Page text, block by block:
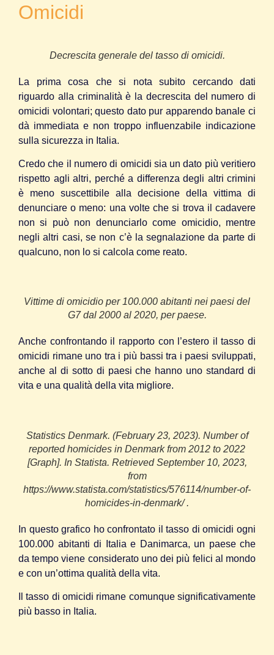
Omicidi
Decrescita generale del tasso di omicidi.
La prima cosa che si nota subito cercando dati
riguardo alla criminalità è la decrescita del numero di
omicidi volontari; questo dato pur apparendo banale ci
dà immediata e non troppo influenzabile indicazione
sulla sicurezza in Italia.
Credo che il numero di omicidi sia un dato più veritiero
rispetto agli altri, perché a differenza degli altri crimini
è meno suscettibile alla decisione della vittima di
denunciare o meno: una volte che si trova il cadavere
non si può non denunciarlo come omicidio, mentre
negli altri casi, se non c’è la segnalazione da parte di
qualcuno, non lo si calcola come reato.
Vittime di omicidio per 100.000 abitanti nei paesi del
G7 dal 2000 al 2020, per paese.
Anche confrontando il rapporto con l’estero il tasso di
omicidi rimane uno tra i più bassi tra i paesi sviluppati,
anche al di sotto di paesi che hanno uno standard di
vita e una qualità della vita migliore.
Statistics Denmark. (February 23, 2023). Number of
reported homicides in Denmark from 2012 to 2022
[Graph]. In Statista. Retrieved September 10, 2023,
from
https://www.statista.com/statistics/576114/number-of-
homicides-in-denmark/ .
In questo grafico ho confrontato il tasso di omicidi ogni
100.000 abitanti di Italia e Danimarca, un paese che
da tempo viene considerato uno dei più felici al mondo
e con un’ottima qualità della vita.
Il tasso di omicidi rimane comunque significativamente
più basso in Italia.